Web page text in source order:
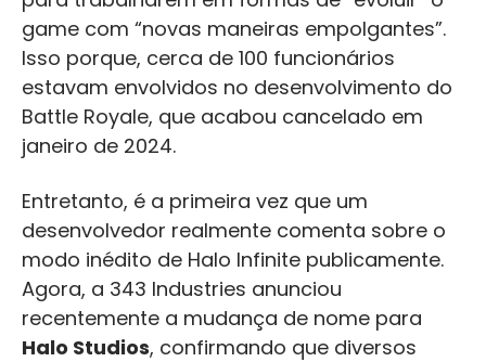
game com “novas maneiras empolgantes”.
Isso porque, cerca de 100 funcionários
estavam envolvidos no desenvolvimento do
Battle Royale, que acabou cancelado em
janeiro de 2024.
Entretanto, é a primeira vez que um
desenvolvedor realmente comenta sobre o
modo inédito de Halo Infinite publicamente.
Agora, a 343 Industries anunciou
recentemente a mudança de nome para
Halo Studios, confirmando que diversos